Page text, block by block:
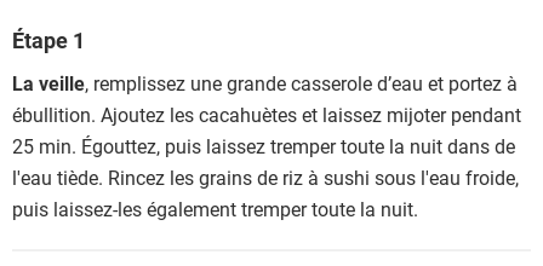
Étape 1
La veille, remplissez une grande casserole d’eau et portez à
ébullition. Ajoutez les cacahuètes et laissez mijoter pendant
25 min. Égouttez, puis laissez tremper toute la nuit dans de
l'eau tiède. Rincez les grains de riz à sushi sous l'eau froide,
puis laissez-les également tremper toute la nuit.